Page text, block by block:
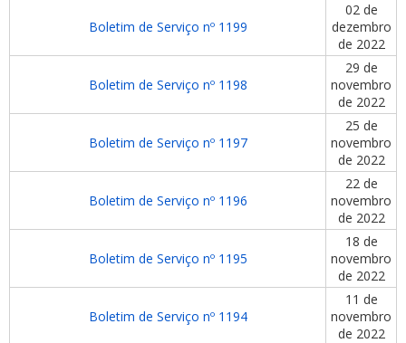
Boletim de Serviço nº 1199
02 de
dezembro
de 2022
Boletim de Serviço nº 1198
29 de
novembro
de 2022
Boletim de Serviço nº 1197
25 de
novembro
de 2022
Boletim de Serviço nº 1196
22 de
novembro
de 2022
Boletim de Serviço nº 1195
18 de
novembro
de 2022
Boletim de Serviço nº 1194
11 de
novembro
de 2022